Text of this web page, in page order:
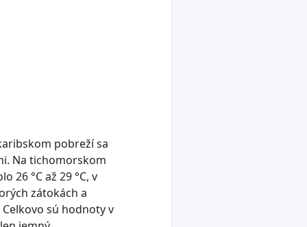
pobreží sa
Na tichomorskom
26 °C až 29 °C, v
zátokách a
sú hodnoty v